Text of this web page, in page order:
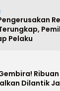
Pelaku
Ribuan
Dilantik